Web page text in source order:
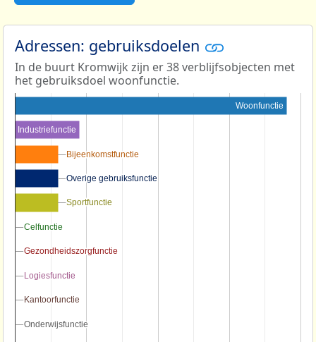
Adressen: gebruiksdoelen
In de buurt Kromwijk zijn er 38 verblijfsobjecten met
het gebruiksdoel woonfunctie.
Woonfunctie
Industriefunctie
Bijeenkomstfunctie
Bijeenkomstfunctie
Overige gebruiksfunctie
Overige gebruiksfunctie
Sportfunctie
Sportfunctie
Celfunctie
Celfunctie
Gezondheidszorgfunctie
Gezondheidszorgfunctie
Logiesfunctie
Logiesfunctie
Kantoorfunctie
Kantoorfunctie
Onderwijsfunctie
Onderwijsfunctie